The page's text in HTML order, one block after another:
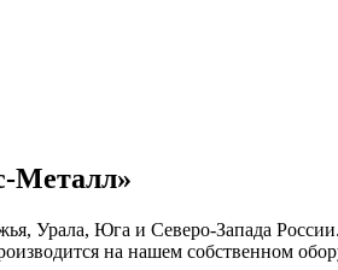
Металл»
Урала, Юга и Северо-Запада
на нашем собственном